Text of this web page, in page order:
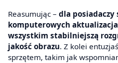
Reasumując – dla
komputerowych aktualizacja
wszystkim stabilniejszą
jakość obrazu. Z kolei
sprzętem, takim jak